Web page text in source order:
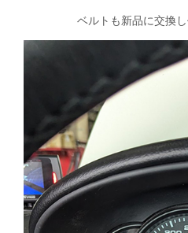
ベルトも新品に交換し